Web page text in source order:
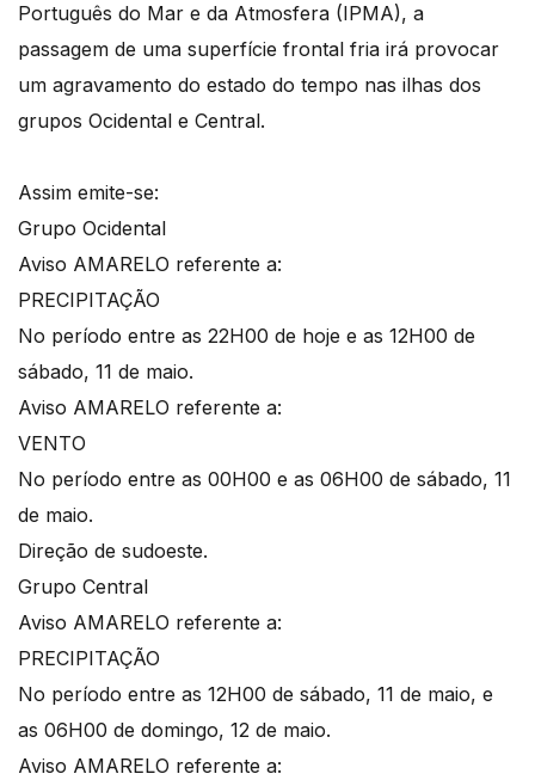
Português do Mar e da Atmosfera (IPMA), a
passagem de uma superfície frontal fria irá provocar
um agravamento do estado do tempo nas ilhas dos
grupos Ocidental e Central.
Assim emite-se:
Grupo Ocidental
Aviso AMARELO referente a:
PRECIPITAÇÃO
No período entre as 22H00 de hoje e as 12H00 de
sábado, 11 de maio.
Aviso AMARELO referente a:
VENTO
No período entre as 00H00 e as 06H00 de sábado, 11
de maio.
Direção de sudoeste.
Grupo Central
Aviso AMARELO referente a:
PRECIPITAÇÃO
No período entre as 12H00 de sábado, 11 de maio, e
as 06H00 de domingo, 12 de maio.
Aviso AMARELO referente a: